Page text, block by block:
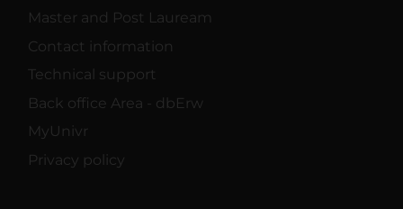
Master and Post Lauream
Contact information
Technical support
Back office Area - dbErw
MyUnivr
Privacy policy